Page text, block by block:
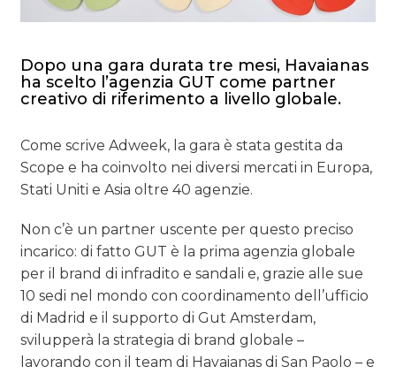
Dopo una gara durata tre mesi, Havaianas
ha scelto l’agenzia GUT come partner
creativo di riferimento a livello globale.
Come scrive Adweek, la gara è stata gestita da
Scope e ha coinvolto nei diversi mercati in Europa,
Stati Uniti e Asia oltre 40 agenzie.
Non c’è un partner uscente per questo preciso
incarico: di fatto GUT è la prima agenzia globale
per il brand di infradito e sandali e, grazie alle sue
10 sedi nel mondo con coordinamento dell’ufficio
di Madrid e il supporto di Gut Amsterdam,
svilupperà la strategia di brand globale –
lavorando con il team di Havaianas di San Paolo – e